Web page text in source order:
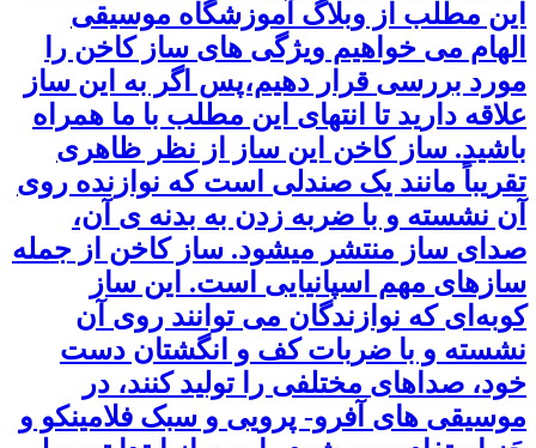
این مطلب از وبلاگ آموزشگاه موسیقی
الهام می خواهیم ویژگی های ساز کاخن را
مورد بررسی قرار دهیم،پس اگر به این ساز
علاقه دارید تا انتهای این مطلب با ما همراه
باشید. ساز کاخن این ساز از نظر ظاهری
تقریباً مانند یک صندلی است که نوازنده روی
آن نشسته و با ضربه زدن به بدنه ی آن،
صدای ساز منتشر میشود. ساز کاخن از جمله
سازهای مهم اسپانیایی است. این ساز
کوبه‌ای که نوا‌زندگان می توانند روی آن
نشسته و با ضربات کف و انگشتان دست
خود، صداهای مختلفی را تولید کنند، در
موسیقی های آفرو- پرویی و سبک فلامینکو و